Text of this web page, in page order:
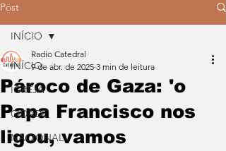
Post
INÍCIO
IGREJA
CIDADE
NACIONAL
INÍCIO
Pároco de Gaza: 'o
Papa Francisco nos
ligou, vamos
Radio Catedral
9 de abr. de 2025 3 min de leitura